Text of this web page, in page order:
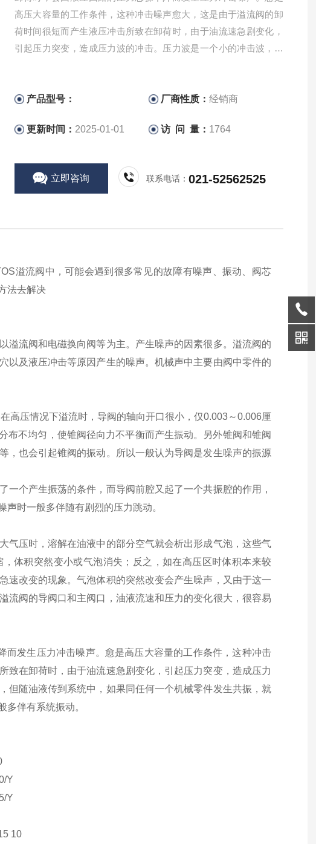
高压大容量的工作条件，这种冲击噪声愈大，这是由于溢流阀的卸
荷时间很短而产生液压冲击所致在卸荷时，由于油流速急剧变化，
引起压力突变，造成压力波的冲击。压力波是一个小的冲击波，本
产品型号：
厂商性质：经销商
更新时间： 2025-01-01 访 问 量： 1764
立即咨询 联系电话：021-52562525
溢流阀中，可能会遇到很多常见的故障有噪声、振动、阀芯
法去解决
溢流阀和电磁换向阀等为主。产生噪声的因素很多。溢流阀的
以及液压冲击等原因产生的噪声。机械声中主要由阀中零件的
高压情况下溢流时，导阀的轴向开口很小，仅0.003～0.006厘
不均匀，使锥阀径向力不平衡而产生振动。另外锥阀和锥阀
，也会引起锥阀的振动。所以一般认为导阀是发生噪声的振源
个产生振荡的条件，而导阀前腔又起了一个共振腔的作用，
时一般多伴随有剧烈的压力跳动。
气压时，溶解在油液中的部分空气就会析出形成气泡，这些气
体积突然变小或气泡消失；反之，如在高压区时体积本来较
速改变的现象。气泡体积的突然改变会产生噪声，又由于这一
流阀的导阀口和主阀口，油液流速和压力的变化很大，很容易
发生压力冲击噪声。愈是高压大容量的工作条件，这种冲击
致在卸荷时，由于油流速急剧变化，引起压力突变，造成压力
但随油液传到系统中，如果同任何一个机械零件发生共振，就
多伴有系统振动。
Y
Y
10